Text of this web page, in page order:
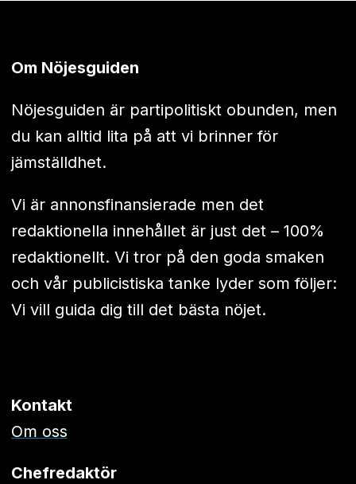
Om Nöjesguiden
Nöjesguiden är partipolitiskt obunden, men
du kan alltid lita på att vi brinner för
jämställdhet.
Vi är annonsfinansierade men det
redaktionella innehållet är just det – 100%
redaktionellt. Vi tror på den goda smaken
och vår publicistiska tanke lyder som följer:
Vi vill guida dig till det bästa nöjet.
Kontakt
Om oss
Chefredaktör